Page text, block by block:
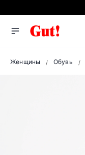
Женщины Обувь